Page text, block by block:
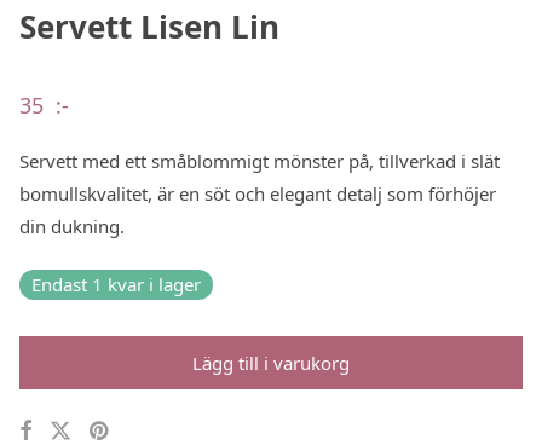
Servett Lisen Lin
35 :-
Servett med ett småblommigt mönster på, tillverkad i slät
bomullskvalitet, är en söt och elegant detalj som förhöjer
din dukning.
Endast 1 kvar i lager
Lägg till i varukorg